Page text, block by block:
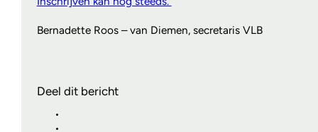
Bernadette Roos – van Diemen, secretaris VLB
Deel dit bericht